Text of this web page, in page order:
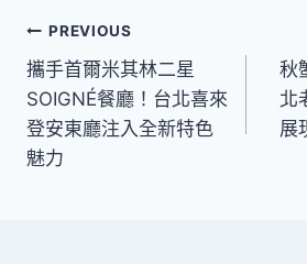
文
章
導
覽
PREVIOUS
攜手首爾米其林二星
SOIGNÉ餐廳！台北喜來
登安東廳注入全新特色
魅力
秋
北
展